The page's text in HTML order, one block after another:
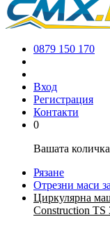
0879 150 170
Вход
Регистрация
Контакти
0
Вашата
Рязане
Отрезни маси
Циркулярна
Construction TS